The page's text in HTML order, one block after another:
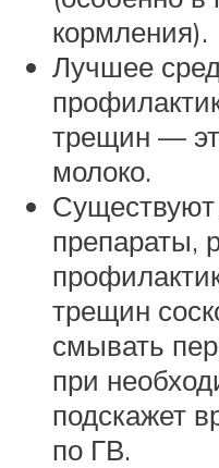
кормления).
Лучшее
трещин —
молоко.
препараты,
трещин
смывать
при
подскажет
по ГВ.